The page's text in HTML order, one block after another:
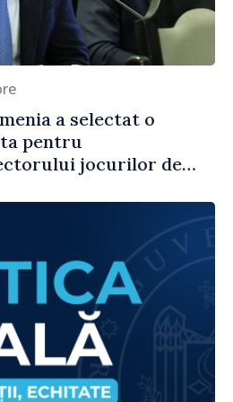
a selectat o
pentru
jocurilor de